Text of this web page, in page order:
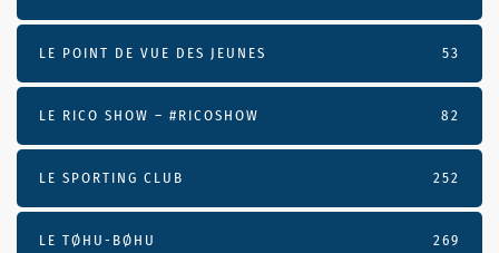
LE POINT DE VUE DES JEUNES 53
LE RICO SHOW – #RICOSHOW 82
LE SPORTING CLUB 252
LE TØHU-BØHU 269